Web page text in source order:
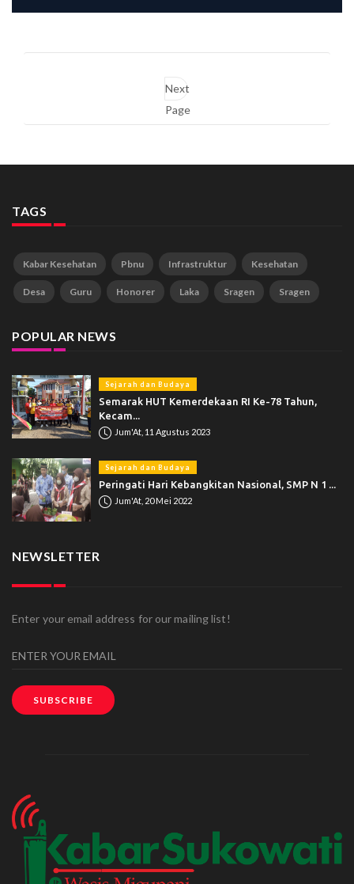
Next
Page
TAGS
Kabar Kesehatan Pbnu Infrastruktur Kesehatan
Desa Guru Honorer Laka Sragen Sragen
POPULAR NEWS
Sejarah dan Budaya
Semarak HUT Kemerdekaan RI Ke-78 Tahun,
Kecam...
Jum'At, 11 Agustus 2023
Sejarah dan Budaya
Peringati Hari Kebangkitan Nasional, SMP N 1 ...
Jum'At, 20 Mei 2022
NEWSLETTER
Enter your email address for our mailing list!
SUBSCRIBE